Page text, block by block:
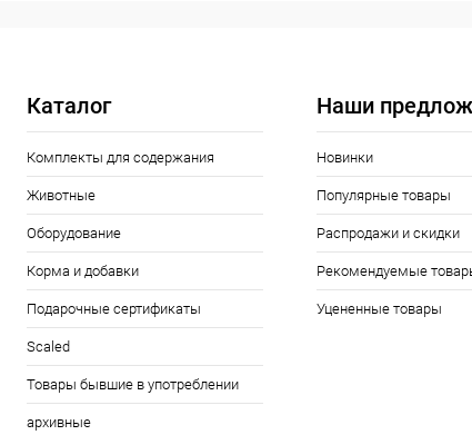
Каталог
Комплекты для содержания
Животные
Оборудование
Корма и добавки
Подарочные сертификаты
Scaled
Товары бывшие в употреблении
архивные
Наши
Новинки
Популярные товары
Распродажи и скидки
Рекомендуемые
Уцененные товары